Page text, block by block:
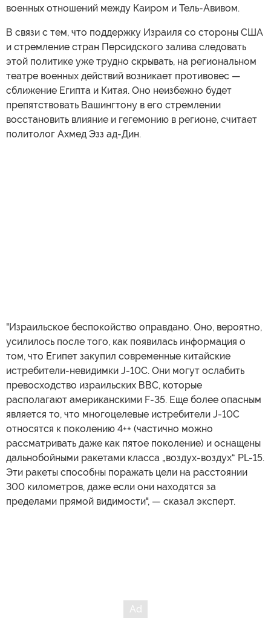
военных отношений между Каиром и Тель-Авивом.
В связи с тем, что поддержку Израиля со стороны США
и стремление стран Персидского залива следовать
этой политике уже трудно скрывать, на региональном
театре военных действий возникает противовес —
сближение Египта и Китая. Оно неизбежно будет
препятствовать Вашингтону в его стремлении
восстановить влияние и гегемонию в регионе, считает
политолог Ахмед Эзз ад-Дин.
"Израильское беспокойство оправдано. Оно, вероятно,
усилилось после того, как появилась информация о
том, что Египет закупил современные китайские
истребители-невидимки J-10C. Они могут ослабить
превосходство израильских ВВС, которые
располагают американскими F-35. Еще более опасным
является то, что многоцелевые истребители J-10C
относятся к поколению 4++ (частично можно
рассматривать даже как пятое поколение) и оснащены
дальнобойными ракетами класса „воздух-воздух“ PL-15.
Эти ракеты способны поражать цели на расстоянии
300 километров, даже если они находятся за
пределами прямой видимости", — сказал эксперт.